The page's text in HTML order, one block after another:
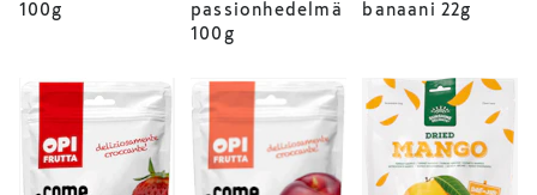
100g
passionhedelmä
100g
banaani 22g